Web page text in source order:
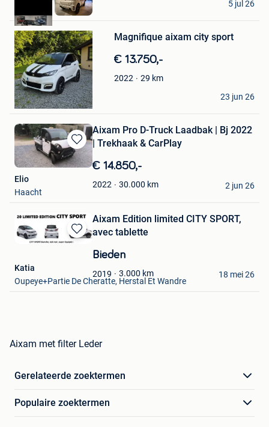
5 jul 26
in
Mijn
Favorieten
Magnifique aixam city sport
€ 13.750,-
2022 29 km
Pelo michto
Rognee
23 jun 26
Bewaren
in
Favorieten
Aixam Pro D-Truck Laadbak | Bj 2022
| Trekhaak & CarPlay
€ 14.850,-
2022 30.000 km
Elio
Haacht
2 jun 26
Bewaren
Favorieten
Aixam Edition limited CITY SPORT,
avec tablette
Bieden
2019 3.000 km
Katia
Oupeye+Partie De Cheratte, Herstal Et Wandre
18 mei 26
Aixam met filter Leder
Gerelateerde zoektermen
Populaire zoektermen